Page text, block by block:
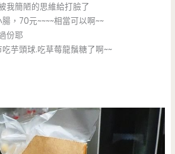
我簡陋的思維給打臉了
，70元~~~~相當可以啊~~
份耶
芋頭球.吃草莓龍鬚糖了啊~~